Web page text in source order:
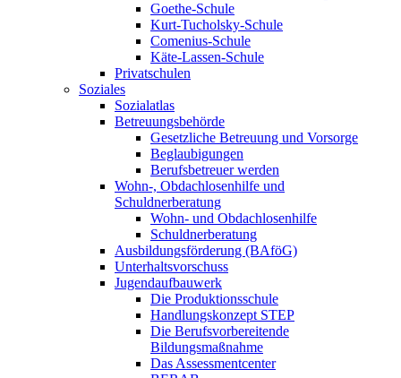
Goethe-Schule
Kurt-Tucholsky-Schule
Comenius-Schule
Käte-Lassen-Schule
Privatschulen
Soziales
Sozialatlas
Betreuungsbehörde
Gesetzliche Betreuung und Vorsorge
Beglaubigungen
Berufsbetreuer werden
Wohn-, Obdachlosenhilfe und
Schuldnerberatung
Wohn- und Obdachlosenhilfe
Schuldnerberatung
Ausbildungsförderung (BAföG)
Unterhaltsvorschuss
Jugendaufbauwerk
Die Produktionsschule
Handlungskonzept STEP
Die Berufsvorbereitende
Bildungsmaßnahme
Das Assessmentcenter